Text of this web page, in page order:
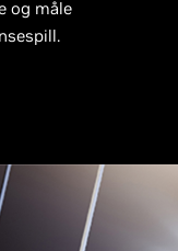
og måle